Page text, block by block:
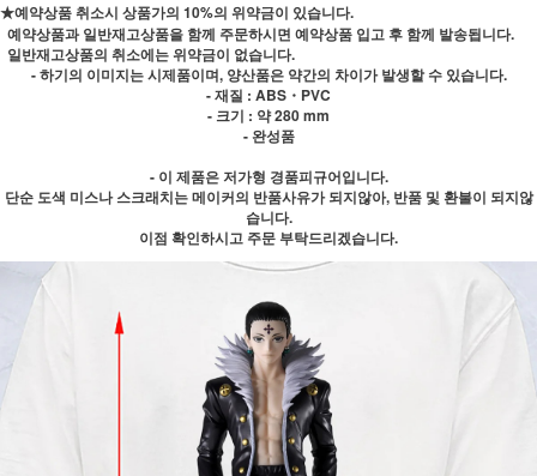
★예약상품 취소시 상품가의 10%의 위약금이 있습니다.
예약상품과 일반재고상품을 함께 주문하시면 예약상품 입고 후 함께 발송됩니다.
일반재고상품의 취소에는 위약금이 없습니다.
- 하기의 이미지는 시제품이며, 양산품은 약간의 차이가 발생할 수 있습니다.
- 재질 : ABS・PVC
- 크기 : 약 280 mm
- 완성품
- 이 제품은 저가형 경품피규어입니다.
단순 도색 미스나 스크래치는 메이커의 반품사유가 되지않아, 반품 및 환불이 되지않
습니다.
이점 확인하시고 주문 부탁드리겠습니다.